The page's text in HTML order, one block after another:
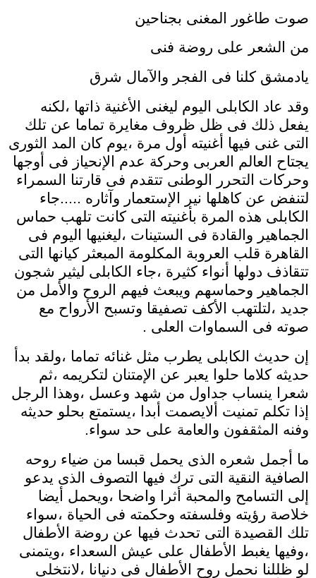
صوت طاغور المغنى بجناحين
من الشعر على روضة فنى
يادمشق كلنا فى الفجر والآمال شرق
وقد عاد الكابلى اليوم ليغنى الأغنية ذاتها ،لكنه
يفعل ذلك فى ظل ظروف مغايرة تماما عن تلك
التى غنى فيها أغنيته أول مرة ،يوم كان المد الثورى
يجتاح العالم العربى وحركة عدم الإنحياز فى أوجها
وحركات التحرر الوطنى تتقدم فى قارتنا السمراء
لتنفض عن كاهلها نير الإستعمار وآثاره .....جاء
الكابلى هذه المرة بأغنيته التى كانت تلهب حماس
الجماهير والقادة فى الستينات ،ليغنيها اليوم فى
القاهرة قلب العروبة المكلومة المبعثر كيانها التى
تتقاذف دولها أنواء كثيرة ،جاء الكابلى ليثير شجون
الجماهير وحماسهم ويبعث فيهم الروح والأمل من
جديد ،لتلتهب الأكف تصفيقا وتسبح الأرواح مع
صوته فى السماوات العلى .
إن حديث الكابلى يطرب مثل غنائه تماما ،ولقد بدأ
حديثه كلاما حلوا يعبر عن الإمتنان لتكريمه ،ثم
شعرا ينساب جداول من شهد وعسل ،وهذا الرجل
إذا تكلم تمنيت ألايصمت أبدا ،يستمتع بحلو حديثه
وفنه المثقفون والعامة على حد سواء.
ما أجمل شعره الذى يحمل قبسا من ضياء روحه
الصافية النقية التى ترك فيها التصوف الذى يدعو
إلى التسامح والمحبة أثرا واضحا ،ويحمل أيضا
خلاصة رؤيته وفلسفته وحكمته فى الحياة ،سواء
تلك القصيدة التى تحدث فيها عن روضة الأطفال
،وفيها يغبط الأطفال على عيش السعداء ،ويتمنى
لو ظللنا نحمل روح الأطفال فى دنيانا ،لانتخلى